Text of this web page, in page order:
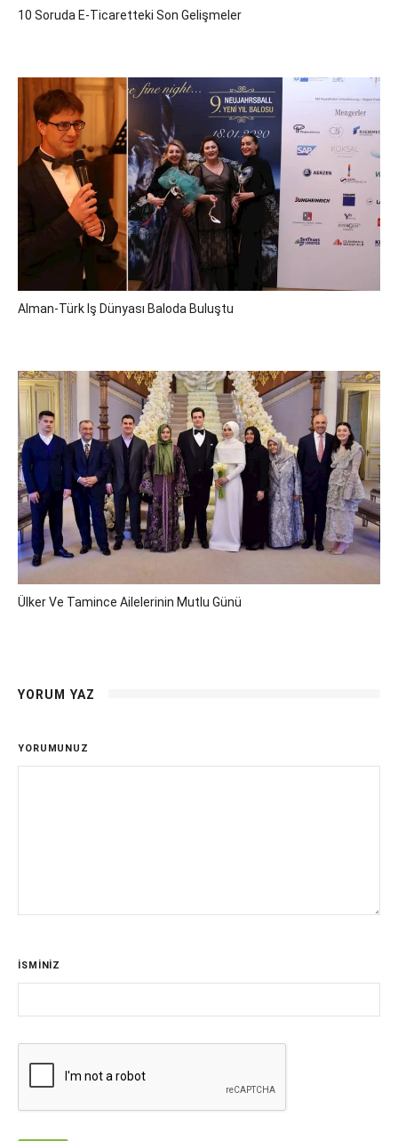
10 Soruda E-Ticaretteki Son Gelişmeler
Alman-Türk Iş Dünyası Baloda Buluştu
Ülker Ve Tamince Ailelerinin Mutlu Günü
YORUM YAZ
YORUMUNUZ
İSMİNİZ